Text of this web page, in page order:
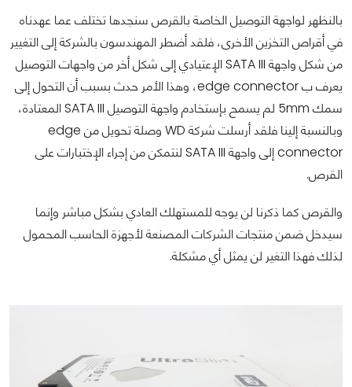
بالنظهر لواجهة التوصيل الخاصة بالقرص سنجدها تختلف عما عهدناه
في أقراص التخزين الأخرى، فلقد أضطر المهندسون بالشركة إلى التغيير
من شكل واجهة SATA III الإعتيادي إلى شكل أخر من واجهات التوصيل
يعرف ب edge connector، وهذا الأمر حدث بسبب أن التحول إلى
سمك 5mm لم يسمح بإستخادم واجهة التوصيل SATA III المعتادة،
وبالنسبة إلينا فلقد أرسلت شركة WD وصلة تحويل من edge
connector إلى واجهة SATA III لنتمكن من إجراء الإختبارات على
القرص.
والقرص كما ذكرنا لن يوجه للمستهلك العادي بشكل مباشر وإنما
سيدخل ضمن منتجات الشركات المصنعة لأجهزة الحاسب المحمول
لذلك فهذا التغير لن يمثل أي مشكلة.